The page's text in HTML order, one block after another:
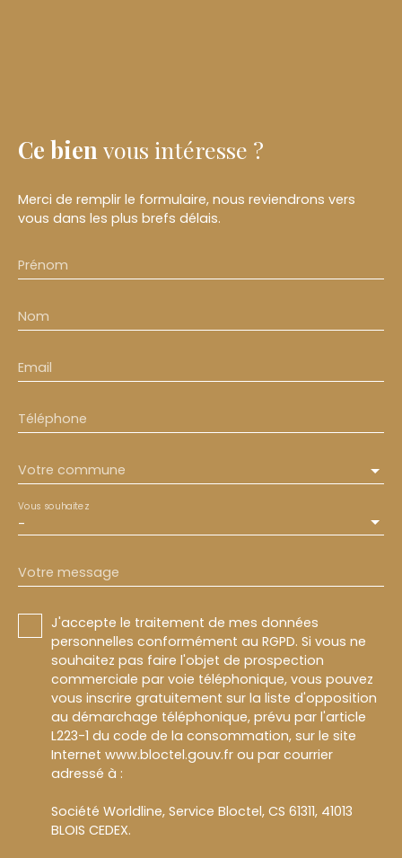
Ce bien vous intéresse ?
Merci de remplir le formulaire, nous reviendrons vers
vous dans les plus brefs délais.
Prénom
Nom
Email
Téléphone
Votre commune
-
Vous souhaitez
Votre message
J'accepte le traitement de mes données
personnelles conformément au RGPD. Si vous ne
souhaitez pas faire l'objet de prospection
commerciale par voie téléphonique, vous pouvez
vous inscrire gratuitement sur la liste d'opposition
au démarchage téléphonique, prévu par l'article
L223-1 du code de la consommation, sur le site
Internet www.bloctel.gouv.fr ou par courrier
adressé à :
Société Worldline, Service Bloctel, CS 61311, 41013
BLOIS CEDEX.